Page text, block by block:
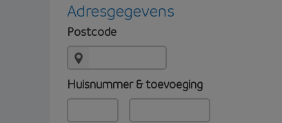
Adresgegevens
Postcode
Huisnummer & toevoeging